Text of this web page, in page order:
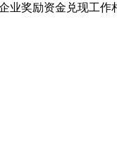
业奖励资金兑现工作